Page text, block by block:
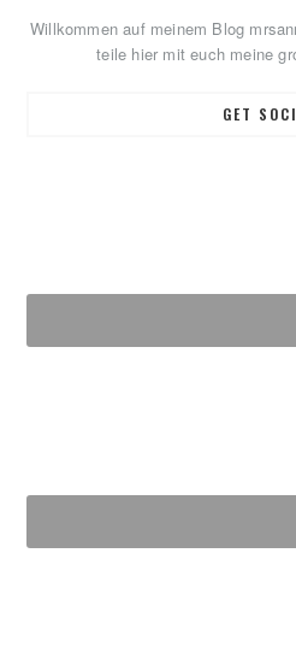
Sidebar
Willkommen auf meinem Blog
teile hier mit euch meine
GET